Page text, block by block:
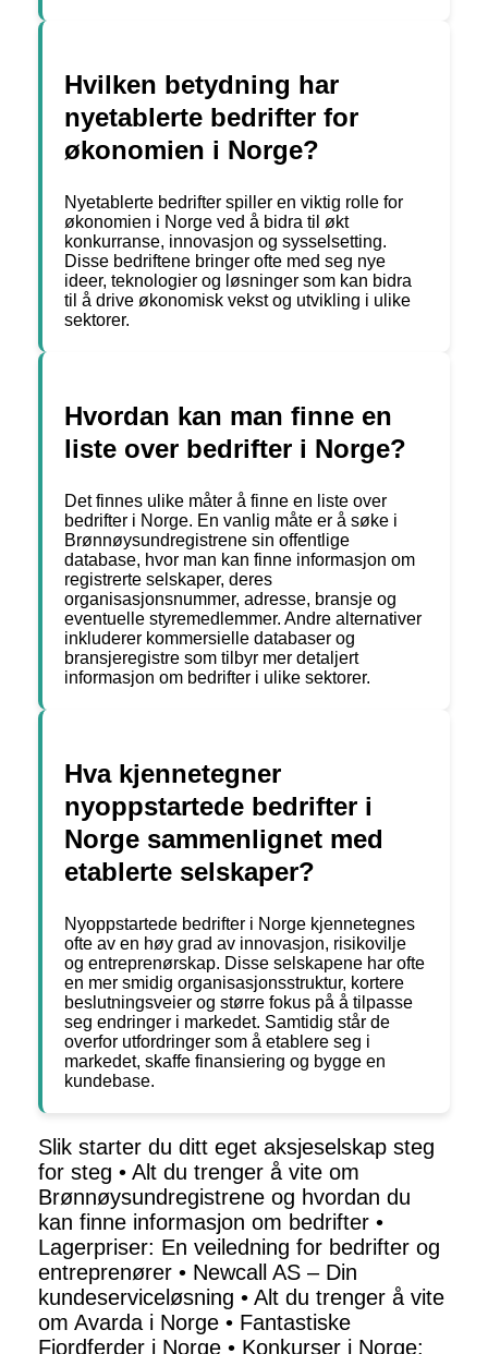
Hvilken betydning har
nyetablerte bedrifter for
økonomien i Norge?
Nyetablerte bedrifter spiller en viktig rolle for
økonomien i Norge ved å bidra til økt
konkurranse, innovasjon og sysselsetting.
Disse bedriftene bringer ofte med seg nye
ideer, teknologier og løsninger som kan bidra
til å drive økonomisk vekst og utvikling i ulike
sektorer.
Hvordan kan man finne en
liste over bedrifter i Norge?
Det finnes ulike måter å finne en liste over
bedrifter i Norge. En vanlig måte er å søke i
Brønnøysundregistrene sin offentlige
database, hvor man kan finne informasjon om
registrerte selskaper, deres
organisasjonsnummer, adresse, bransje og
eventuelle styremedlemmer. Andre alternativer
inkluderer kommersielle databaser og
bransjeregistre som tilbyr mer detaljert
informasjon om bedrifter i ulike sektorer.
Hva kjennetegner
nyoppstartede bedrifter i
Norge sammenlignet med
etablerte selskaper?
Nyoppstartede bedrifter i Norge kjennetegnes
ofte av en høy grad av innovasjon, risikovilje
og entreprenørskap. Disse selskapene har ofte
en mer smidig organisasjonsstruktur, kortere
beslutningsveier og større fokus på å tilpasse
seg endringer i markedet. Samtidig står de
overfor utfordringer som å etablere seg i
markedet, skaffe finansiering og bygge en
kundebase.
Slik starter du ditt eget aksjeselskap steg
for steg • Alt du trenger å vite om
Brønnøysundregistrene og hvordan du
kan finne informasjon om bedrifter •
Lagerpriser: En veiledning for bedrifter og
entreprenører • Newcall AS – Din
kundeserviceløsning • Alt du trenger å vite
om Avarda i Norge • Fantastiske
Fjordferder i Norge • Konkurser i Norge: